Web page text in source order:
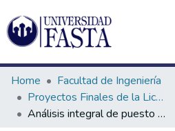
Home
Facultad de Ingeniería
Proyectos Finales de la Licenciatura en Seguridad e Higiene en el Trabajo
Análisis integral de puesto de trabajo de operador de planta de asfaltos